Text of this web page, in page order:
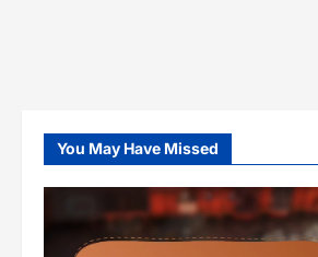
You May Have Missed